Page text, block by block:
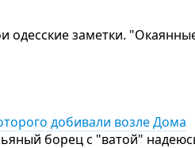
одесские заметки.
добивали возле Дома
борец с "ватой"